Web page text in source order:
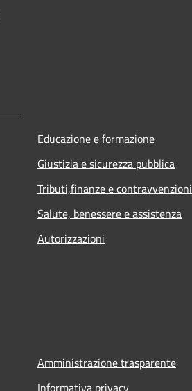
Educazione e formazione
Giustizia e sicurezza pubblica
Tributi,finanze e contravvenzioni
Salute, benessere e assistenza
Autorizzazioni
Amministrazione trasparente
Informativa privacy